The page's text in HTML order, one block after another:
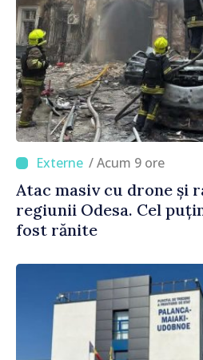
/ Acum 9 ore
Atac masiv cu drone și
regiunii Odesa. Cel
fost rănite